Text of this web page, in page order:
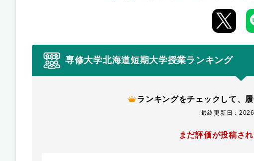
専修大学北海道短期大学授業ランキング
ランキングをチェックして、
最終更新日：
まだ評価が投稿さ